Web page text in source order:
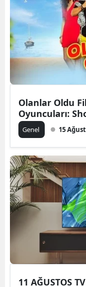
Olanlar Oldu
Oyuncuları:
Genel 15
11 AĞUSTOS